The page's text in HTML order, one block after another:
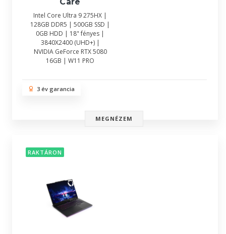
Intel Core Ultra 9 275HX |
128GB DDR5 | 500GB SSD |
0GB HDD | 18" fényes |
3840X2400 (UHD+) |
NVIDIA GeForce RTX 5080
16GB | W11 PRO
3 év garancia
MEGNÉZEM
RAKTÁRON